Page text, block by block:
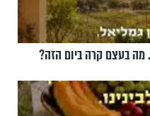
מה בעצם קרה ביום הזה?